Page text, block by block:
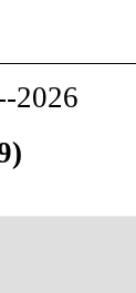
2026